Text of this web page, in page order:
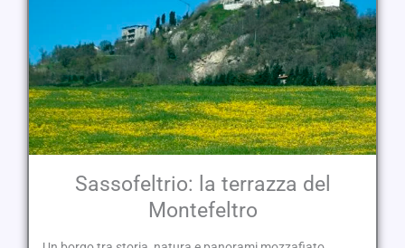
Sassofeltrio: la terrazza del
Montefeltro